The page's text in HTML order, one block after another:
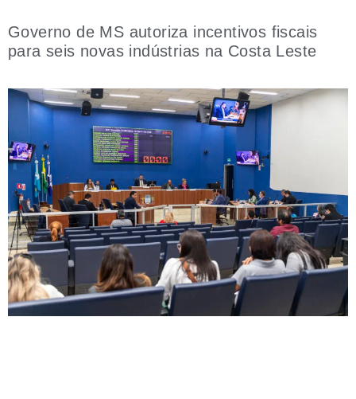
Governo de MS autoriza incentivos fiscais
para seis novas indústrias na Costa Leste